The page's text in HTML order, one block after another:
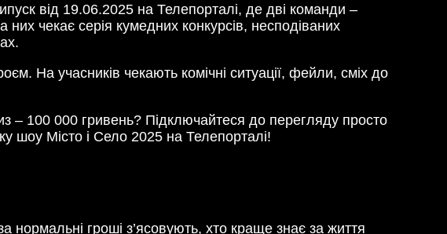
від 19.06.2025 на Телепорталі, де дві команди –
чекає серія кумедних конкурсів, несподіваних
На учасників чекають комічні ситуації, фейли, сміх до
– 100 000 гривень? Підключайтеся до перегляду просто
шоу Місто і Село 2025 на Телепорталі!
гроші з’ясовують, хто краще знає за життя